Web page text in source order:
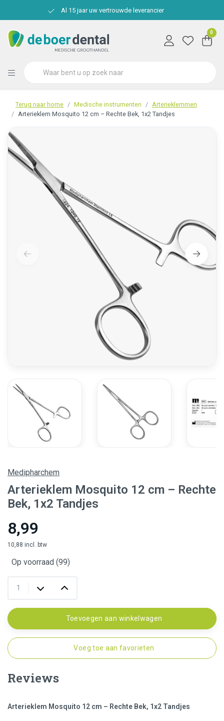
Al 15 jaar uw vertrouwde leverancier
0
Terug naar home Medische instrumenten
Arterieklemmen
Arterieklem Mosquito 12 cm – Rechte Bek, 1x2 Tandjes
Medipharchem
Arterieklem Mosquito 12 cm – Rechte
Bek, 1x2 Tandjes
8,99
10,88 incl. btw
Op voorraad (99)
Toevoegen aan winkelwagen
Voeg toe aan favorieten
Reviews
Arterieklem Mosquito 12 cm – Rechte Bek, 1x2 Tandjes